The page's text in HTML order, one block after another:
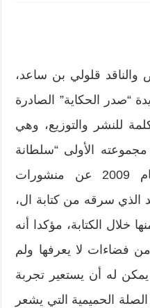
والناقد قلولي بن ساعد،
“صدر الحكاية” الصادرة
للنشر والتوزيع، وهي
مجموعته الأولى “سلطانة
والعاصفة” التي صدرت عام 2009 عن منشورات
الذي سرقه من كتابة ال،
خلال الكتابة، مؤكدا أنه
فضاءات لا يعرفها ولم
يمكن له أن يستعير تجربة
الحميمية التي يشعر